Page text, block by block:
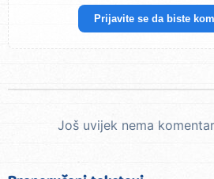
Prijavite se da biste
Još uvijek nema